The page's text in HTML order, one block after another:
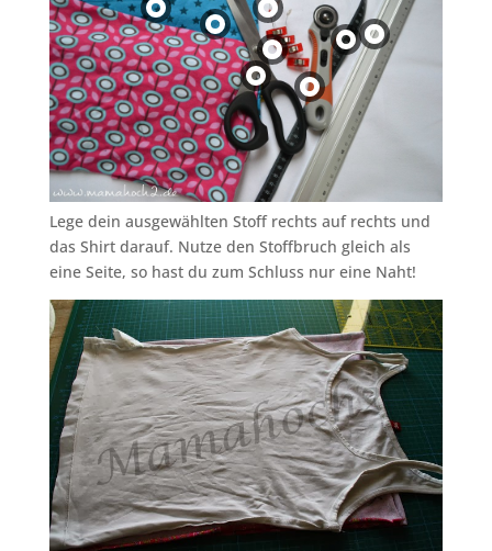
Lege dein ausgewählten Stoff rechts auf rechts und
das Shirt darauf. Nutze den Stoffbruch gleich als
eine Seite, so hast du zum Schluss nur eine Naht!